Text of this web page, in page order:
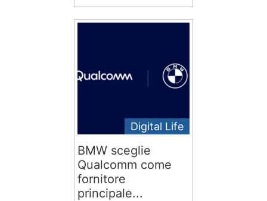
Digital Life
BMW sceglie
Qualcomm come
fornitore
principale...